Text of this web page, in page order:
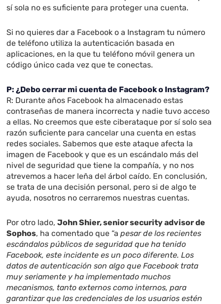
sí sola no es suficiente para proteger una cuenta.
Si no quieres dar a Facebook o a Instagram tu número
de teléfono utiliza la autenticación basada en
aplicaciones, en la que tu teléfono móvil genera un
código único cada vez que te conectas.
P: ¿Debo cerrar mi cuenta de Facebook o Instagram?
R: Durante años Facebook ha almacenado estas
contraseñas de manera incorrecta y nadie tuvo acceso
a ellas. No creemos que este ciberataque por sí solo sea
razón suficiente para cancelar una cuenta en estas
redes sociales. Sabemos que este ataque afecta la
imagen de Facebook y que es un escándalo más del
nivel de seguridad que tiene la compañía, y no nos
atrevemos a hacer leña del árbol caído. En conclusión,
se trata de una decisión personal, pero si de algo te
ayuda, nosotros no cerraremos nuestras cuentas.
Por otro lado,John Shier, senior security advisor de
Sophos, ha comentado que “a pesar de los recientes
escándalos públicos de seguridad que ha tenido
Facebook, este incidente es un poco diferente. Los
datos de autenticación son algo que Facebook trata
muy seriamente y ha implementado muchos
mecanismos, tanto externos como internos, para
garantizar que las credenciales de los usuarios estén